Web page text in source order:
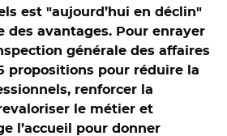
est "aujourd’hui en déclin"
des avantages. Pour enrayer
générale des affaires
propositions pour réduire la
renforcer la
le métier et
l’accueil pour donner